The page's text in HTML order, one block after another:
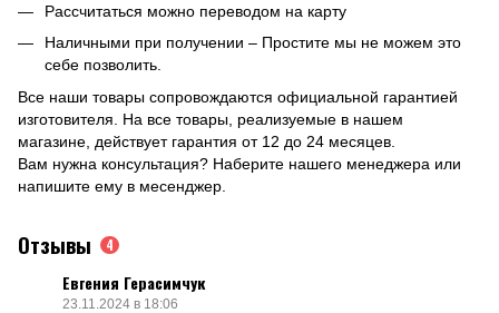
Рассчитаться можно переводом на карту
Наличными при получении – Простите мы не можем это
себе позволить.
Все наши товары сопровождаются официальной гарантией
изготовителя. На все товары, реализуемые в нашем
магазине, действует гарантия от 12 до 24 месяцев.
Вам нужна консультация? Наберите нашего менеджера или
напишите ему в месенджер.
Отзывы 4
Евгения Герасимчук
23.11.2024 в 18:06